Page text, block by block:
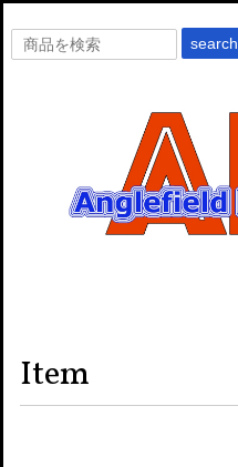
search
Item